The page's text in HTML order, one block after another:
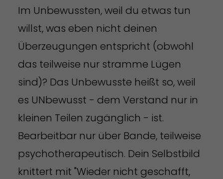
Im Unbewussten, weil du etwas tun
willst, was eben nicht deinen
Überzeugungen entspricht (obwohl
das teilweise nur stramme Lügen
sind)? Das Unbewusste heißt so, weil
es UNbewusst - dem Verstand nur in
kleinen Teilen zugänglich - ist.
Bearbeitbar nur über Bande, teilweise
psychotherapeutisch. Dein Selbstbild
knittert mit "Wieder nicht geschafft,